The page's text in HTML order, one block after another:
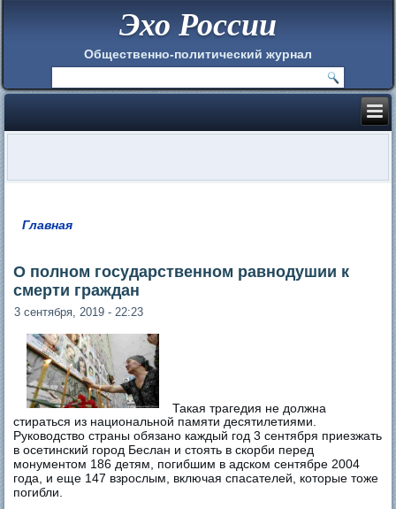
Эхо России
Общественно-политический журнал
Главная
О полном государственном равнодушии к
смерти граждан
3 сентября, 2019 - 22:23
Такая трагедия не должна
стираться из национальной памяти десятилетиями.
Руководство страны обязано каждый год 3 сентября приезжать
в осетинский город Беслан и стоять в скорби перед
монументом 186 детям, погибшим в адском сентябре 2004
года, и еще 147 взрослым, включая спасателей, которые тоже
погибли.